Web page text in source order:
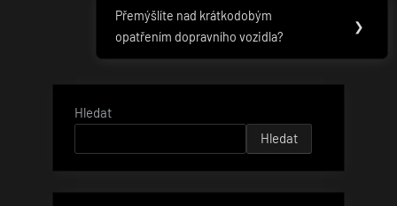
příspěvek Next
Post:
Přemýšlíte nad krátkodobým
opatřením dopravního vozidla?
❯
Hledat
Hledat